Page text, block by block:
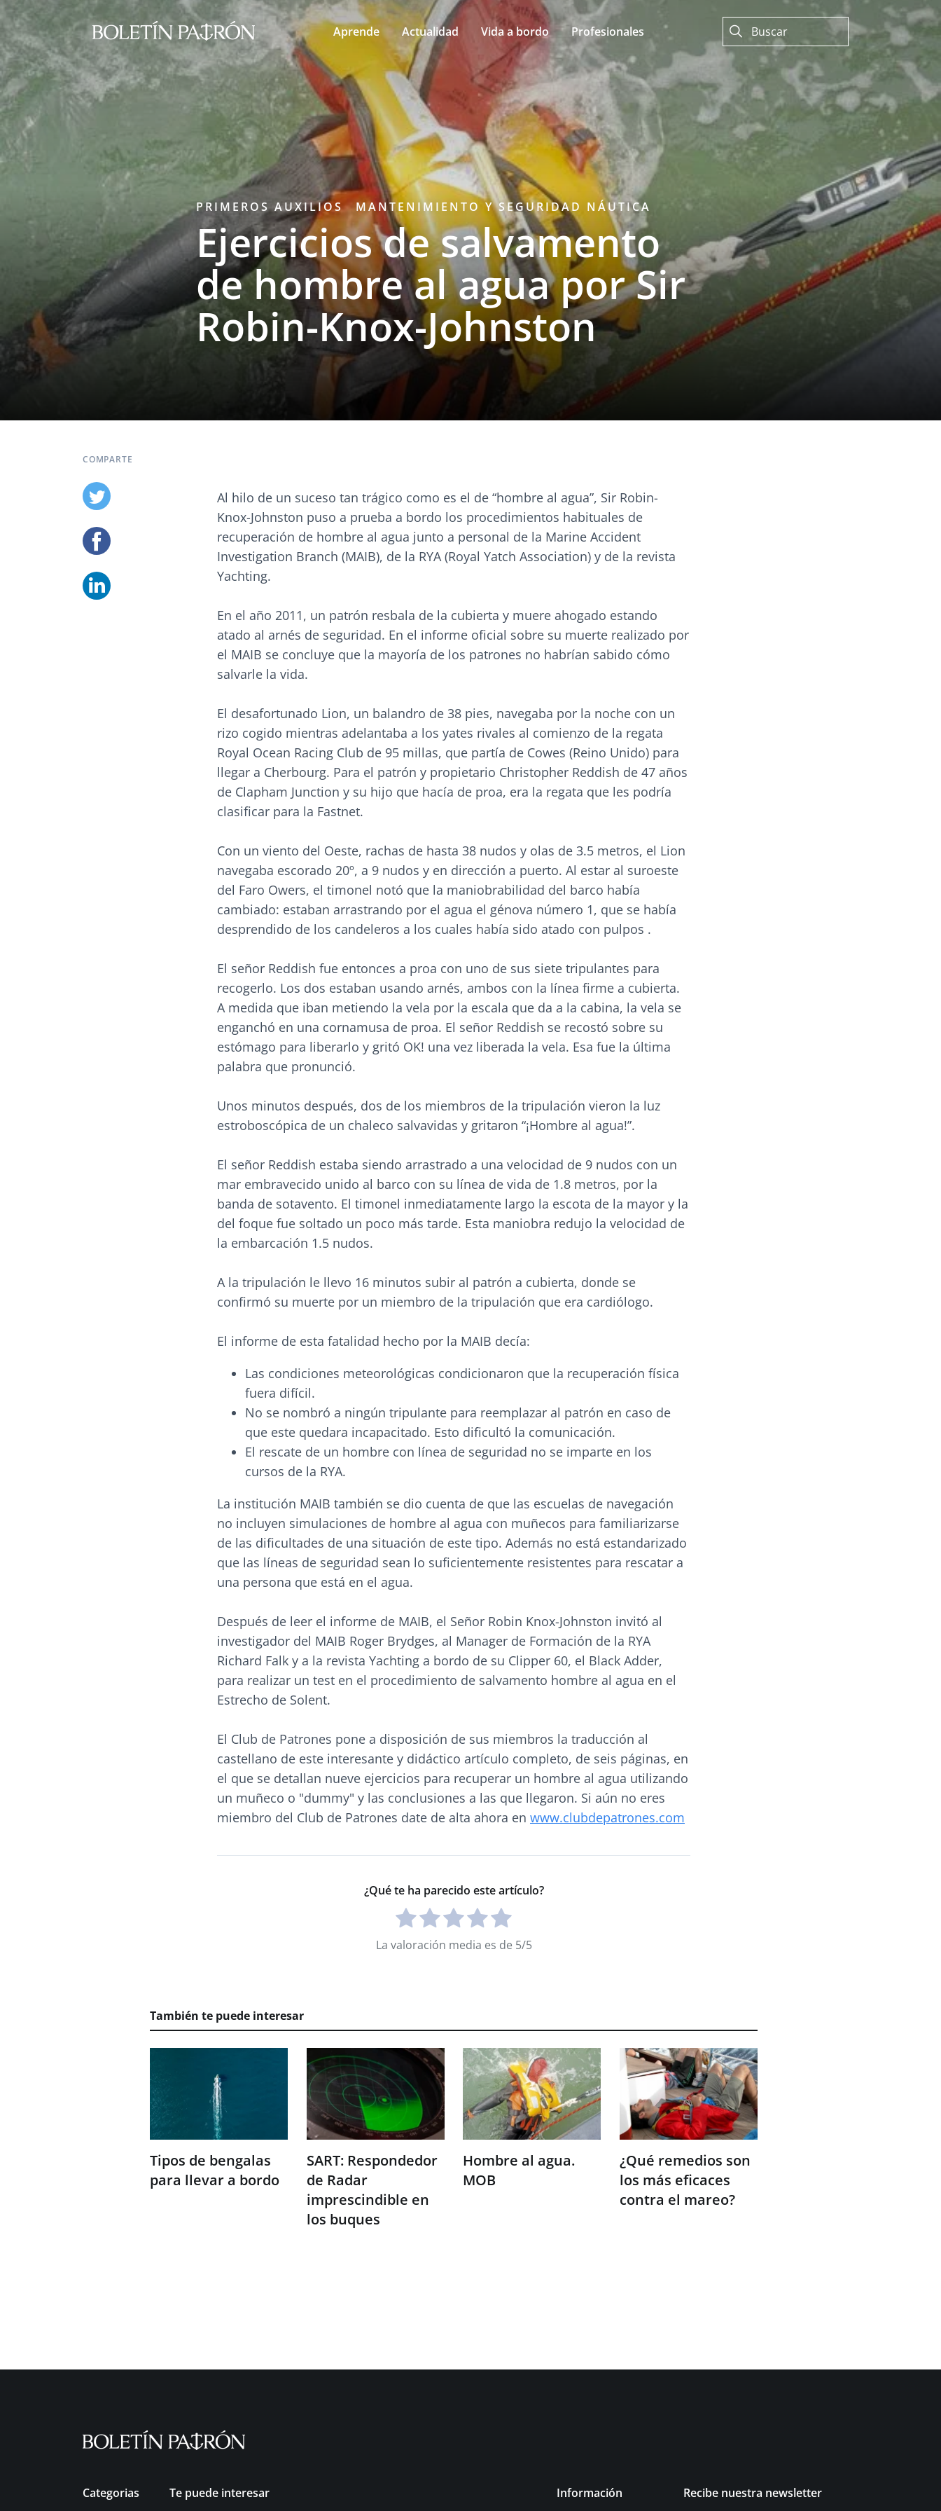
Aprende Actualidad Vida a bordo Profesionales
PRIMEROS AUXILIOS MANTENIMIENTO Y SEGURIDAD NÁUTICA
Ejercicios de salvamento
de hombre al agua por Sir
Robin-Knox-Johnston
COMPARTE
Al hilo de un suceso tan trágico como es el de “hombre al agua”, Sir Robin-
Knox-Johnston puso a prueba a bordo los procedimientos habituales de
recuperación de hombre al agua junto a personal de la Marine Accident
Investigation Branch (MAIB), de la RYA (Royal Yatch Association) y de la revista
Yachting.
En el año 2011, un patrón resbala de la cubierta y muere ahogado estando
atado al arnés de seguridad. En el informe oficial sobre su muerte realizado por
el MAIB se concluye que la mayoría de los patrones no habrían sabido cómo
salvarle la vida.
El desafortunado Lion, un balandro de 38 pies, navegaba por la noche con un
rizo cogido mientras adelantaba a los yates rivales al comienzo de la regata
Royal Ocean Racing Club de 95 millas, que partía de Cowes (Reino Unido) para
llegar a Cherbourg. Para el patrón y propietario Christopher Reddish de 47 años
de Clapham Junction y su hijo que hacía de proa, era la regata que les podría
clasificar para la Fastnet.
Con un viento del Oeste, rachas de hasta 38 nudos y olas de 3.5 metros, el Lion
navegaba escorado 20º, a 9 nudos y en dirección a puerto. Al estar al suroeste
del Faro Owers, el timonel notó que la maniobrabilidad del barco había
cambiado: estaban arrastrando por el agua el génova número 1, que se había
desprendido de los candeleros a los cuales había sido atado con pulpos .
El señor Reddish fue entonces a proa con uno de sus siete tripulantes para
recogerlo. Los dos estaban usando arnés, ambos con la línea firme a cubierta.
A medida que iban metiendo la vela por la escala que da a la cabina, la vela se
enganchó en una cornamusa de proa. El señor Reddish se recostó sobre su
estómago para liberarlo y gritó OK! una vez liberada la vela. Esa fue la última
palabra que pronunció.
Unos minutos después, dos de los miembros de la tripulación vieron la luz
estroboscópica de un chaleco salvavidas y gritaron “¡Hombre al agua!”.
El señor Reddish estaba siendo arrastrado a una velocidad de 9 nudos con un
mar embravecido unido al barco con su línea de vida de 1.8 metros, por la
banda de sotavento. El timonel inmediatamente largo la escota de la mayor y la
del foque fue soltado un poco más tarde. Esta maniobra redujo la velocidad de
la embarcación 1.5 nudos.
A la tripulación le llevo 16 minutos subir al patrón a cubierta, donde se
confirmó su muerte por un miembro de la tripulación que era cardiólogo.
El informe de esta fatalidad hecho por la MAIB decía:
Las condiciones meteorológicas condicionaron que la recuperación física
fuera difícil.
No se nombró a ningún tripulante para reemplazar al patrón en caso de
que este quedara incapacitado. Esto dificultó la comunicación.
El rescate de un hombre con línea de seguridad no se imparte en los
cursos de la RYA.
La institución MAIB también se dio cuenta de que las escuelas de navegación
no incluyen simulaciones de hombre al agua con muñecos para familiarizarse
de las dificultades de una situación de este tipo. Además no está estandarizado
que las líneas de seguridad sean lo suficientemente resistentes para rescatar a
una persona que está en el agua.
Después de leer el informe de MAIB, el Señor Robin Knox-Johnston invitó al
investigador del MAIB Roger Brydges, al Manager de Formación de la RYA
Richard Falk y a la revista Yachting a bordo de su Clipper 60, el Black Adder,
para realizar un test en el procedimiento de salvamento hombre al agua en el
Estrecho de Solent.
El Club de Patrones pone a disposición de sus miembros la traducción al
castellano de este interesante y didáctico artículo completo, de seis páginas, en
el que se detallan nueve ejercicios para recuperar un hombre al agua utilizando
un muñeco o "dummy" y las conclusiones a las que llegaron. Si aún no eres
miembro del Club de Patrones date de alta ahora en www.clubdepatrones.com
¿Qué te ha parecido este artículo?
La valoración media es de 5/5
También te puede interesar
Tipos de bengalas
para llevar a bordo
SART: Respondedor
de Radar
imprescindible en
los buques
Hombre al agua.
MOB
¿Qué remedios son
los más eficaces
contra el mareo?
Categorias Te puede interesar Información Recibe nuestra newsletter